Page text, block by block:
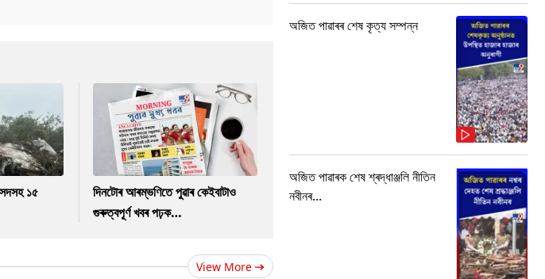
১৫
দিনটোৰ আৰম্ভণিতে পুৱাৰ কেইবাটাও
গুৰুত্বপূৰ্ণ খবৰ পঢ়ক…
View More
অজিত পাৱাৰৰ শেষ কৃত্য সম্পন্ন
অজিত পাৱাৰক শেষ শ্ৰদ্ধাঞ্জলি নীতিন
নবীনৰ...